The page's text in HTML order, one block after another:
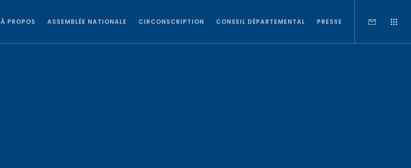
À PROPOS ASSEMBLÉE NATIONALE CIRCONSCRIPTION CONSEIL DÉPARTEMENTAL PRESSE